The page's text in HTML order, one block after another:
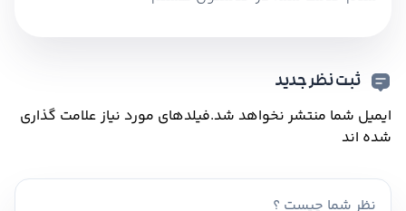
ثبت نظر جدید
ایمیل شما منتشر نخواهد شد.فیلدهای مورد نیاز علامت گذاری
شده اند